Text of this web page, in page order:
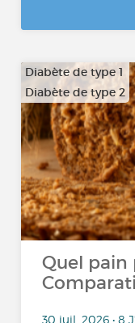
Diabète de type 1
Diabète de type 2
Quel pain
30 juil. 2026 • 8